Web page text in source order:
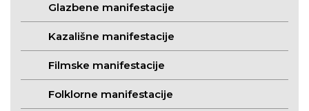
Glazbene manifestacije
Kazališne manifestacije
Filmske manifestacije
Folklorne manifestacije